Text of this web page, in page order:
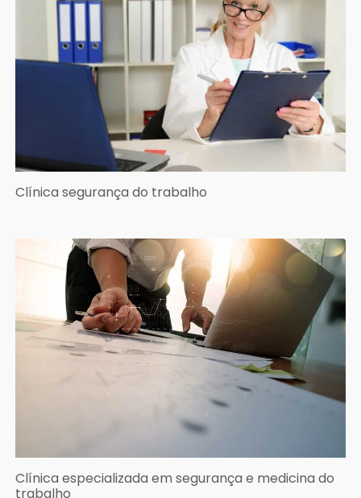
Clínica segurança do trabalho
Clínica especializada em segurança e medicina do
trabalho